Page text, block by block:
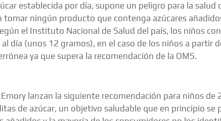
establecida por día, supone un peligro para la salud
ningún producto que contenga azúcares
el Instituto Nacional de Salud del país, los niños
día (unos 12 gramos), en el caso de los niños a partir
ya que supera la recomendación de la OMS.
lanzan la siguiente recomendación para niños de
de azúcar, un objetivo saludable que en principio se